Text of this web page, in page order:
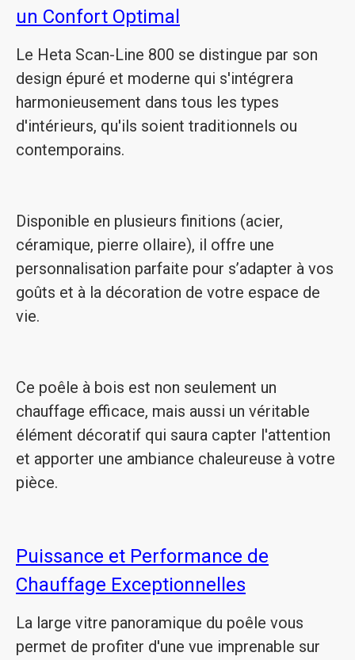
un Confort Optimal
Le Heta Scan-Line 800 se distingue par son
design épuré et moderne qui s'intégrera
harmonieusement dans tous les types
d'intérieurs, qu'ils soient traditionnels ou
contemporains.
Disponible en plusieurs finitions (acier,
céramique, pierre ollaire), il offre une
personnalisation parfaite pour s’adapter à vos
goûts et à la décoration de votre espace de
vie.
Ce poêle à bois est non seulement un
chauffage efficace, mais aussi un véritable
élément décoratif qui saura capter l'attention
et apporter une ambiance chaleureuse à votre
pièce.
Puissance et Performance de
Chauffage Exceptionnelles
La large vitre panoramique du poêle vous
permet de profiter d'une vue imprenable sur